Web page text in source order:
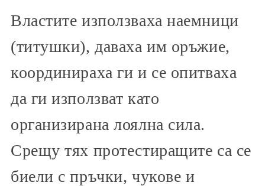
Властите използваха наемници
(титушки), даваха им оръжие,
координираха ги и се опитваха
да ги използват като
организирана лоялна сила.
Срещу тях протестиращите са се
биели с пръчки, чукове и